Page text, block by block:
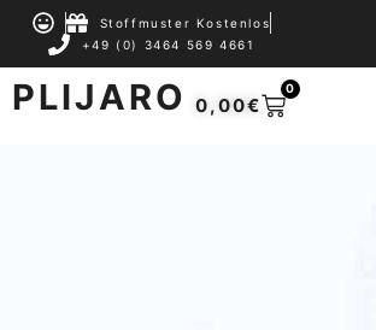
Stoffmuster Kostenlos
+49 (0) 3464 569 4661
PLIJARO 0,00€
0